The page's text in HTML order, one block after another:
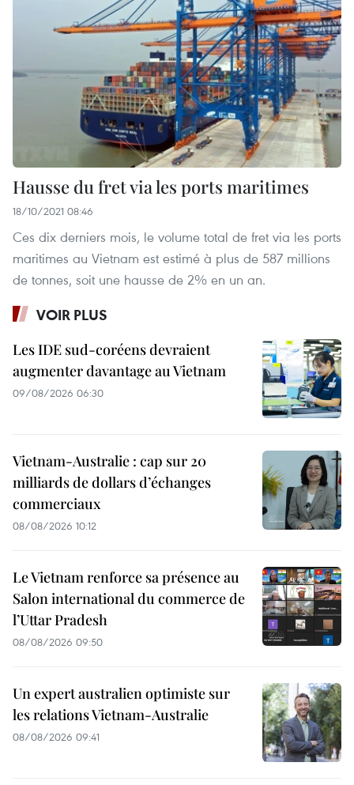
Hausse du fret via les ports maritimes
18/10/2021 08:46
Ces dix derniers mois, le volume total de fret via les ports
maritimes au Vietnam est estimé à plus de 587 millions
de tonnes, soit une hausse de 2% en un an.
VOIR PLUS
Les IDE sud-coréens devraient
augmenter davantage au Vietnam
09/08/2026 06:30
Vietnam-Australie : cap sur 20
milliards de dollars d’échanges
commerciaux
08/08/2026 10:12
Le Vietnam renforce sa présence au
Salon international du commerce de
l’Uttar Pradesh
08/08/2026 09:50
Un expert australien optimiste sur
les relations Vietnam-Australie
08/08/2026 09:41